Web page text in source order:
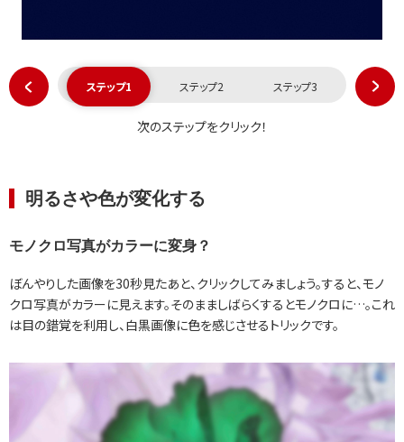
ステップ1 ステップ2 ステップ3
次のステップをクリック！
明るさや色が変化する
モノクロ写真がカラーに変身？
ぼんやりした画像を30秒見たあと、クリックしてみましょう。すると、モノ
クロ写真がカラーに見えます。そのまましばらくするとモノクロに…。これ
は目の錯覚を利用し、白黒画像に色を感じさせるトリックです。